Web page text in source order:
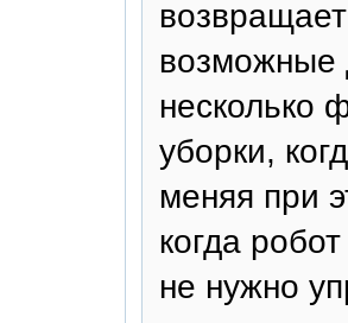
возможные
несколько
уборки,
меняя при
когда
не нужно